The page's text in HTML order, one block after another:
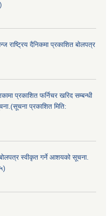
दैनिकमा प्रकाशित बोलपत्र
प्रकाशित फर्निचर खरिद सम्बन्धी
प्रकाशित मिति:
स्वीकृत गर्ने आशयको सूचना.